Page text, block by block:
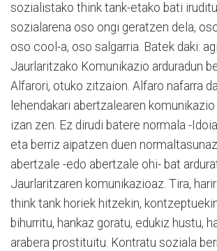
sozialistako think tank-etako bati
sozialarena oso ongi geratzen dela,
oso cool -a, oso salgarria. Batek daki:
Jaurlaritzako Komunikazio arduradun
Alfarori, otuko zitzaion. Alfaro nafarra
lehendakari abertzalearen
izan zen. Ez dirudi batere normala -
eta berriz aipatzen duen
abertzale -edo abertzale ohi- bat
Jaurlaritzaren komunikazioaz. Tira,
think tank horiek hitzekin,
bihurritu, hankaz goratu, edukiz hustu,
arabera prostituitu. Kontratu soziala